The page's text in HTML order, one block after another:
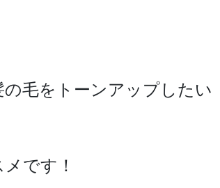
毛をトーンアップしたい
です！